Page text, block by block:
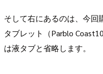
そして右にあるのは、今回
タブレット（Parblo
は液タブと省略します。